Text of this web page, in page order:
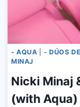
- AQUA |- DÚOS
MINAJ
Nicki Minaj
(with Aqua)